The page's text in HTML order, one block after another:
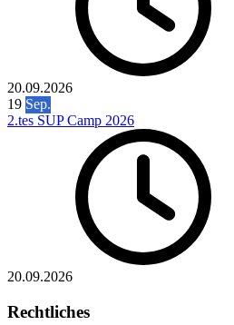
20.09.2026
19 Sep.
2.tes SUP Camp 2026
20.09.2026
Rechtliches